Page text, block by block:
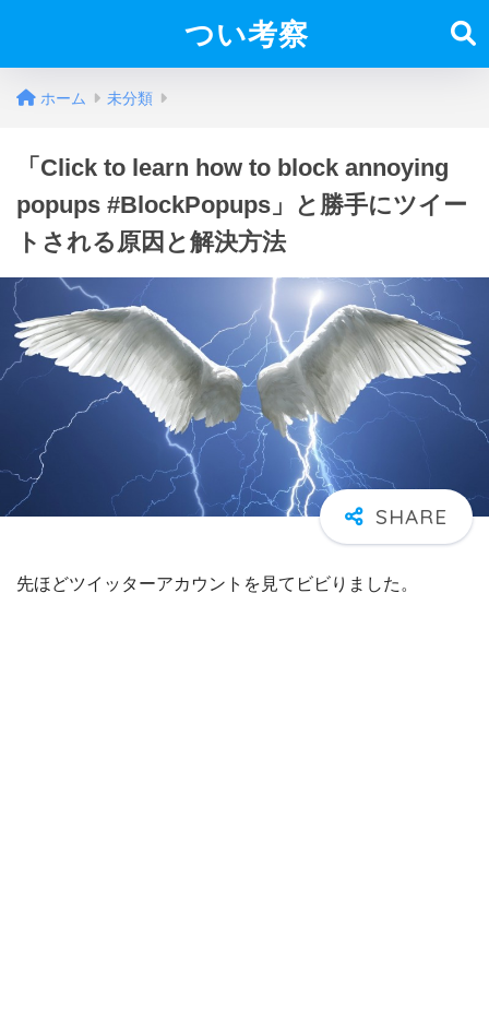
つい考察
ホーム 未分類
「Click to learn how to block annoying
popups #BlockPopups」と勝手にツイー
トされる原因と解決方法
先ほどツイッターアカウントを見てビビりました。